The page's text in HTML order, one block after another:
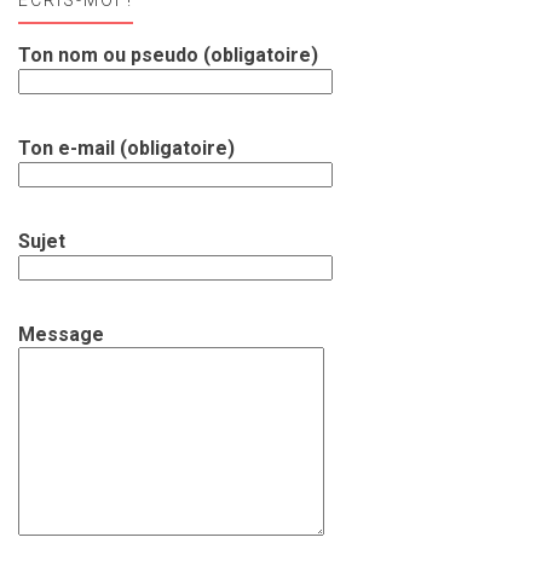
Ton nom ou pseudo (obligatoire)
Ton e-mail (obligatoire)
Sujet
Message